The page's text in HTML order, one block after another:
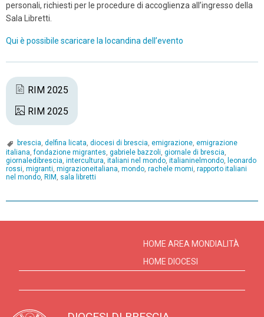
personali, richiesti per le procedure di accoglienza all’ingresso della
Sala Libretti.
Qui è possibile scaricare la locandina dell’evento
RIM 2025
RIM 2025
brescia delfina licata diocesi di brescia emigrazione emigrazione
italiana ,fondazione migrantes gabriele bazzoli giornale di brescia
giornaledibrescia intercultura italiani nel mondo italianinelmondo
leonardo
rossi migranti migrazioneitaliana mondo rachele momi rapporto italiani
nel mondo RIM sala libretti
HOME AREA MONDIALITÀ
HOME DIOCESI